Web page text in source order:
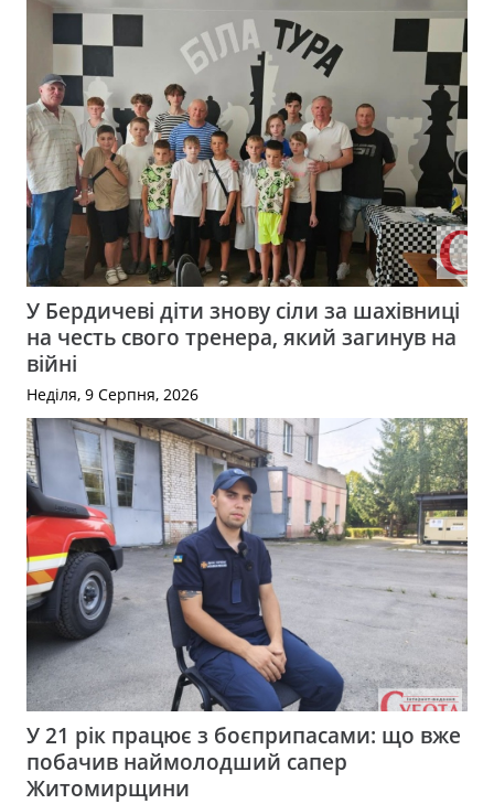
У Бердичеві діти знову сіли за шахівниці
на честь свого тренера, який загинув на
війні
Неділя, 9 Серпня, 2026
У 21 рік працює з боєприпасами: що вже
побачив наймолодший сапер
Житомирщини